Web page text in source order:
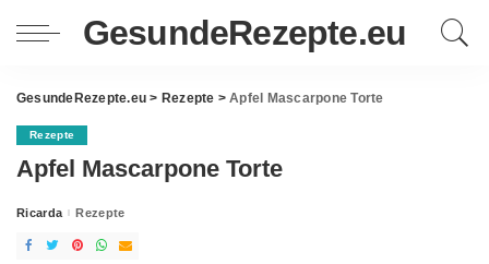
GesundeRezepte.eu
GesundeRezepte.eu > Rezepte >Apfel Mascarpone Torte
Rezepte
Apfel Mascarpone Torte
Posted
Ricarda Rezepte